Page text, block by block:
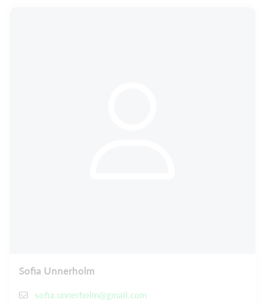
Sofia Unnerholm
sofia.unnerholm@gmail.com